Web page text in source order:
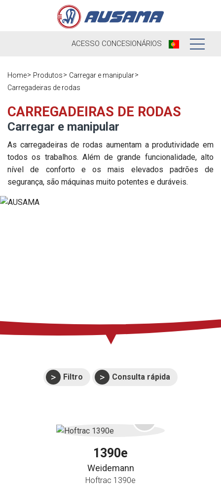
ACESSO CONCESIONÁRIOS
Nós
Ausama hoje
Marcas que
trabalhamos
Pesquisa de
Concessionários
Pós-venda
Registre sua
Em direto
Home Produtos
Carregar e manipular
Carregadeiras de rodas
CARREGADEIRAS DE RODAS
Carregar e manipular
As carregadeiras de rodas aumentam a produtividade em
todos os trabalhos. Além de grande funcionalidade, alto
nível de conforto e os mais elevados padrões de
segurança, são máquinas muito potentes e duráveis.
Filtro Consulta rápida
1390e
Weidemann
Hoftrac 1390e